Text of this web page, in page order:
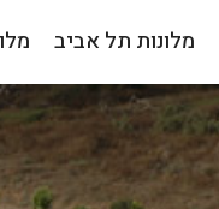
מלונות תל אביב